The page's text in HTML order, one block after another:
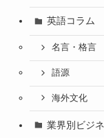
英語コラム
名言・格言
語源
海外文化
業界別ビジ